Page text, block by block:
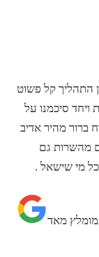
התהליך קל פשוט
סיכמנו על
ברור מהיר אדיב
מהשרות גם
מי שישאל .
מאד